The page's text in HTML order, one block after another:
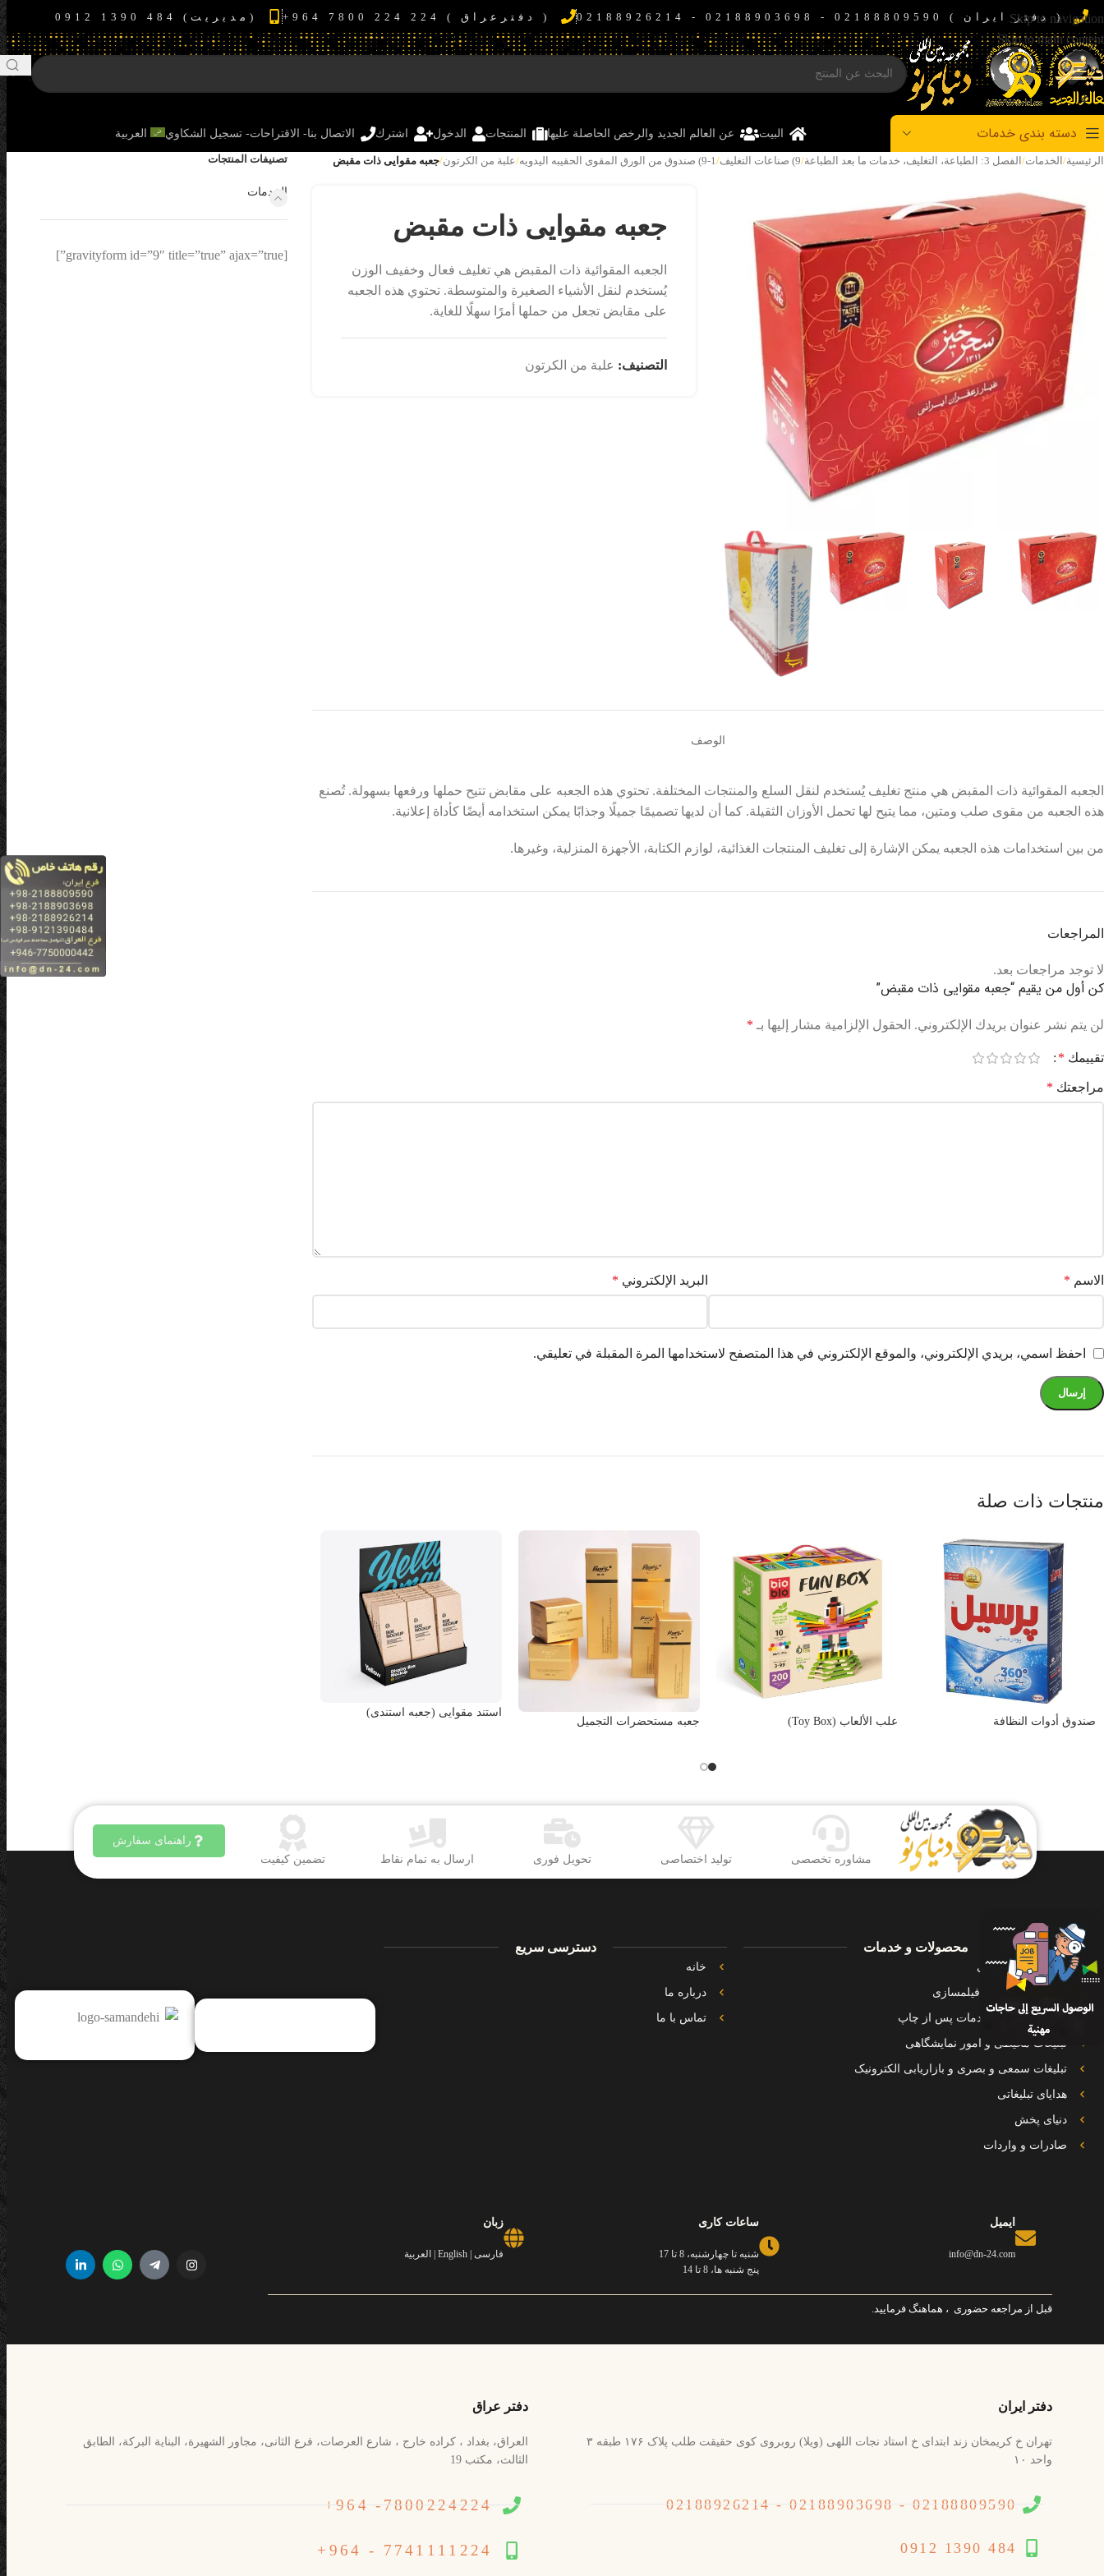
Skip to navigation
Skip to main content
( دفتر ایران ) 02188809590 - 02188903698 - 02188926214 ( دفترعراق ) 224 224 7800 964+ (مدیریت) 484 1390 0912
دسته بندی خدمات
چاپ و خدمات تکمیلی
چاپ تجاری، چاپ روی متریال، لارج‌فرمت و خدمات پیش و پس از چاپ
چاپ تجاری و اداری
چاپ افست و اقلام اداری
کارت و کارت ویزیت
چاپ تخصصی و لارج‌فرمت
چاپ (حکاکی) لیزر و CNC
چاپ لارج فرمت
چاپ روی متریال
چاپ رول
چاپ حرارتی(عکس برگردان)(سابلی میشن)
البیت عن العالم الجدید والرخص الحاصلة علیها المنتجات الدخول اشترك الاتصال بنا- الاقتراحات- تسجیل الشکاوي العربية
الرئيسية/ الخدمات/ الفصل 3: الطباعة، التغلیف، خدمات ما بعد الطباعة /9) صناعات التغلیف /9-1) صندوق من الورق المقوی الحقیبه الیدویه /علبة من الكرتون/جعبه مقوایی ذات مقبض
جعبه مقوایی ذات مقبض
الجعبه المقوائية ذات المقبض هي تغليف فعال وخفيف الوزن
يُستخدم لنقل الأشياء الصغيرة والمتوسطة. تحتوي هذه الجعبه
على مقابض تجعل من حملها أمرًا سهلًا للغاية.
التصنيف: علبة من الكرتون
الوصف
الجعبه المقوائية ذات المقبض هي منتج تغليف يُستخدم لنقل السلع والمنتجات المختلفة. تحتوي هذه الجعبه على مقابض تتيح حملها ورفعها بسهولة. تُصنع
هذه الجعبه من مقوى صلب ومتين، مما يتيح لها تحمل الأوزان الثقيلة. كما أن لديها تصميمًا جميلًا وجذابًا يمكن استخدامه أيضًا كأداة إعلانية.
من بين استخدامات هذه الجعبه يمكن الإشارة إلى تغليف المنتجات الغذائية، لوازم الكتابة، الأجهزة المنزلية، وغيرها.
المراجعات
لا توجد مراجعات بعد.
كن أول من يقيم “جعبه مقوایی ذات مقبض”
لن يتم نشر عنوان بريدك الإلكتروني. الحقول الإلزامية مشار إليها بـ *
تقييمك *
مراجعتك *
الاسم * البريد الإلكتروني *
احفظ اسمي، بريدي الإلكتروني، والموقع الإلكتروني في هذا المتصفح لاستخدامها المرة المقبلة في تعليقي.
منتجات ذات صلة
صندوق أدوات النظافة علب الألعاب (Toy Box) جعبه مستحضرات التجميل
استند مقوایی (جعبه استندی)
جعبه تغليف مجموعة
تصنيفات المنتجات
الخدمات
[gravityform id=”9″ title=”true” ajax=”true”]
راهنمای سفارش
تضمین کیفیت
ارسال به تمام نقاط تحویل فوری تولید اختصاصی مشاوره تخصصی
محصولات و خدمات
مشاوره و بازاریابی
طراحی، عکاسی، فیلمسازی
چاپ،بسته بندی،خدمات پس از چاپ
تبلیغات محیطی و امور نمایشگاهی
تبلیغات سمعی و بصری و بازاریابی الکترونیک
هدایای تبلیغاتی
دنیای پخش
صادرات و واردات
دسترسی سریع
خانه
درباره ما
تماس با ما
ایمیل
info@dn-24.com
ساعات کاری
شنبه تا چهارشنبه، 8 تا 17
پنج شنبه ها، 8 تا 14
زبان
فارسی | English | العربية
قبل از مراجعه حضوری ، هماهنگ فرمایید.
دفتر ایران
تهران خ کریمخان زند ابتدای خ استاد نجات اللهی (ویلا) روبروی کوی حقیقت طلب پلاک ۱۷۶ طبقه ۳
واحد ۱۰
02188809590 - 02188903698 - 02188926214
484 1390 0912
دفتر عراق
العراق، بغداد ، کراده خارج ، شارع العرصات، فرع الثانی، مجاور الشهیرة، البنایة البرکة، الطابق
الثالث، مکتب 19
7800224224- 964+
7741111224 - 964+